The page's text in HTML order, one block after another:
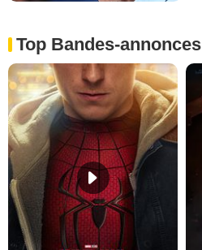
Top Bandes-annonces